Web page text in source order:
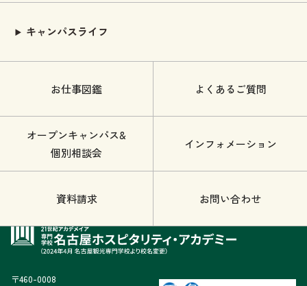
キャンパスライフ
お仕事図鑑 よくあるご質問
オープンキャンパス&
個別相談会
インフォメーション
資料請求 お問い合わせ
〒460-0008